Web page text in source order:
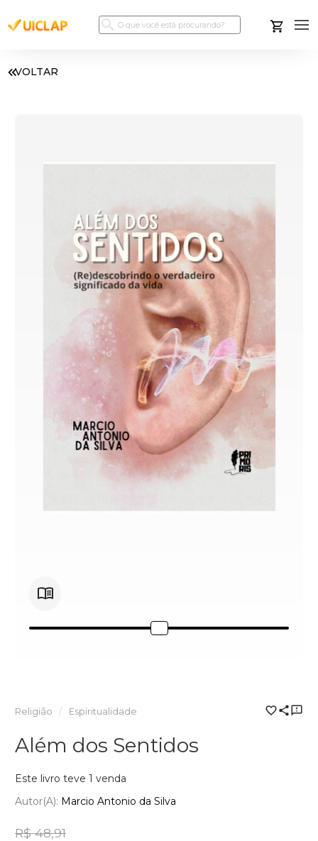
VOLTAR
Religião Espiritualidade
Além dos Sentidos
Este livro teve 1 venda
Autor(a): Marcio Antonio da Silva
R$ 48,91